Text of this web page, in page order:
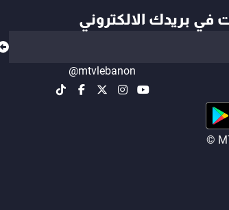
في بريدك الالكتروني
@mtvlebanon
©